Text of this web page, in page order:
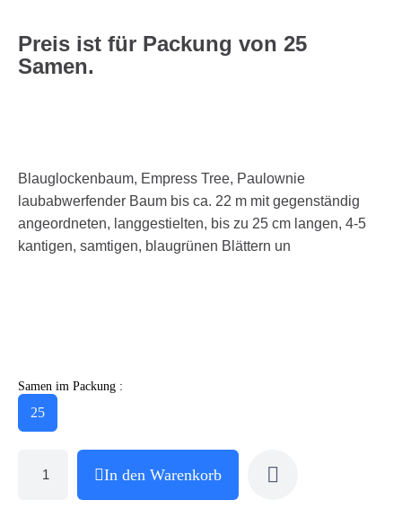
Preis ist für Packung von 25
Samen.
Blauglockenbaum, Empress Tree, Paulownie
laubabwerfender Baum bis ca. 22 m mit gegenständig
angeordneten, langgestielten, bis zu 25 cm langen, 4-5
kantigen, samtigen, blaugrünen Blättern un
Samen im Packung :
25
In den Warenkorb